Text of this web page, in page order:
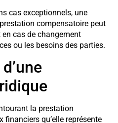
cas exceptionnels, une
compensatoire peut
cas de changement
ou les besoins des parties.
la prestation
qu’elle représente